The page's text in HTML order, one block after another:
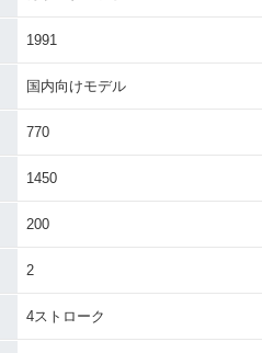
ンジ
1991
国内向けモデル
770
1450
200
2
4ストローク